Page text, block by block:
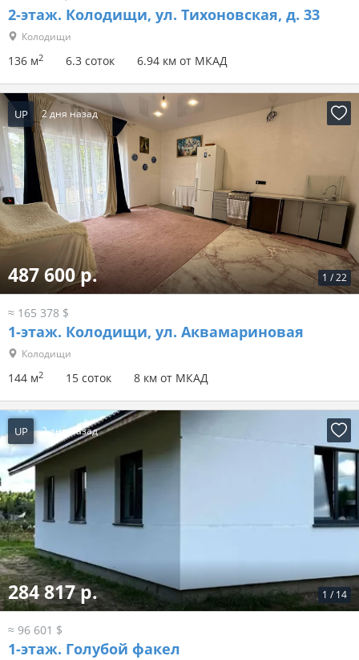
2-этаж. Колодищи, ул. Тихоновская, д. 33
Колодищи
136 м2 6.3 соток 6.94 км от МКАД
UP 2 дня назад
1 /22
487 600 р.
≈ 165 378 $
1-этаж. Колодищи, ул. Аквамариновая
Колодищи
144 м2 15 соток 8 км от МКАД
UP 2 дня назад
1 / 14
284 817 р.
≈ 96 601 $
1-этаж. Голубой факел